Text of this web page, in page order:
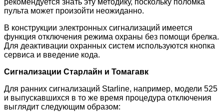
рекомендуется знать эту методику, поскольку поломка
пульта может произойти неожиданно.
В конструкции электронных сигнализаций имеется
функция отключения режима охраны без помощи брелка.
Для деактивации охранных систем используются кнопка
сервиса и введение кода.
Сигнализации Старлайн и Томагавк
Для ранних сигнализаций Starline, например, модели 525
и выпускавшихся в то же время процедура отключения
выглядит следующим образом: